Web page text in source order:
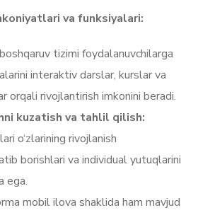
va funksiyalari:
tizimi foydalanuvchilarga
interaktiv darslar, kurslar va
orqali rivojlantirish imkonini beradi.
kuzatish va tahlil qilish:
o‘zlarining rivojlanish
borishlari va individual yutuqlarini
ega.
mobil ilova shaklida ham mavjud